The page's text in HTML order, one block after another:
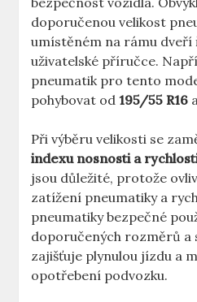
doporučenou velikost
umístěném na rámu dveří
uživatelské příručce.
pneumatik pro tento
pohybovat od 195/55 R16
Při výběru velikosti se
indexu nosnosti a
jsou důležité, protože
zatížení pneumatiky a
pneumatiky bezpečné
doporučených rozměrů a
zajišťuje plynulou jízdu a
opotřebení podvozku.